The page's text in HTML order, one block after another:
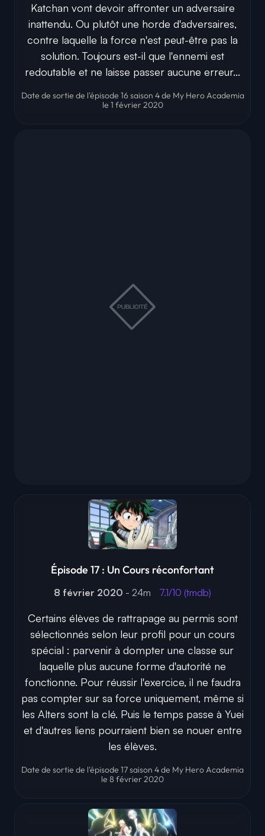
Katchan vont devoir affronter un adversaire
inattendu. Ou plutôt une horde d'adversaires,
contre laquelle la force n'est peut-être pas la
solution. Toujours est-il que l'ennemi est
redoutable et ne laisse passer aucune erreur...
Date de sortie de l'épisode 16 saison 4 de My Hero Academia
le 1 février 2020
Épisode 17 : Un Cours réconfortant
8 février 2020 - 24m 7.1/10 (tmdb)
Certains élèves de rattrapage au permis sont
sélectionnés selon leur profil pour un cours
spécial : parvenir à dompter une classe sur
laquelle plus aucune forme d'autorité ne
fonctionne. Pour réussir l'exercice, il ne faudra
pas compter sur sa force uniquement, même si
les Alters sont la clé. Puis le temps passe à Yuei
et d'autres liens pourraient bien se nouer entre
les élèves.
Date de sortie de l'épisode 17 saison 4 de My Hero Academia
le 8 février 2020